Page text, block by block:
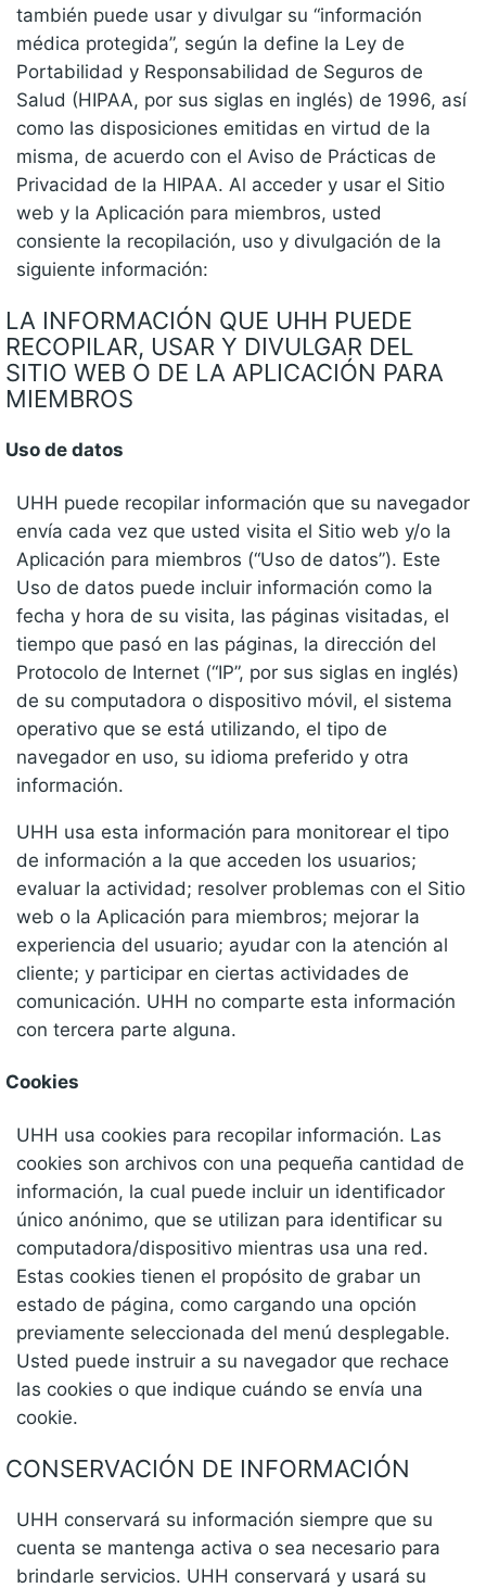
también puede usar y divulgar su “información
médica protegida”, según la define la Ley de
Portabilidad y Responsabilidad de Seguros de
Salud (HIPAA, por sus siglas en inglés) de 1996, así
como las disposiciones emitidas en virtud de la
misma, de acuerdo con el Aviso de Prácticas de
Privacidad de la HIPAA. Al acceder y usar el Sitio
web y la Aplicación para miembros, usted
consiente la recopilación, uso y divulgación de la
siguiente información:
LA INFORMACIÓN QUE UHH PUEDE
RECOPILAR, USAR Y DIVULGAR DEL
SITIO WEB O DE LA APLICACIÓN PARA
MIEMBROS
Uso de datos
UHH puede recopilar información que su navegador
envía cada vez que usted visita el Sitio web y/o la
Aplicación para miembros (“Uso de datos”). Este
Uso de datos puede incluir información como la
fecha y hora de su visita, las páginas visitadas, el
tiempo que pasó en las páginas, la dirección del
Protocolo de Internet (“IP”, por sus siglas en inglés)
de su computadora o dispositivo móvil, el sistema
operativo que se está utilizando, el tipo de
navegador en uso, su idioma preferido y otra
información.
UHH usa esta información para monitorear el tipo
de información a la que acceden los usuarios;
evaluar la actividad; resolver problemas con el Sitio
web o la Aplicación para miembros; mejorar la
experiencia del usuario; ayudar con la atención al
cliente; y participar en ciertas actividades de
comunicación. UHH no comparte esta información
con tercera parte alguna.
Cookies
UHH usa cookies para recopilar información. Las
cookies son archivos con una pequeña cantidad de
información, la cual puede incluir un identificador
único anónimo, que se utilizan para identificar su
computadora/dispositivo mientras usa una red.
Estas cookies tienen el propósito de grabar un
estado de página, como cargando una opción
previamente seleccionada del menú desplegable.
Usted puede instruir a su navegador que rechace
las cookies o que indique cuándo se envía una
cookie.
CONSERVACIÓN DE INFORMACIÓN
UHH conservará su información siempre que su
cuenta se mantenga activa o sea necesario para
brindarle servicios. UHH conservará y usará su